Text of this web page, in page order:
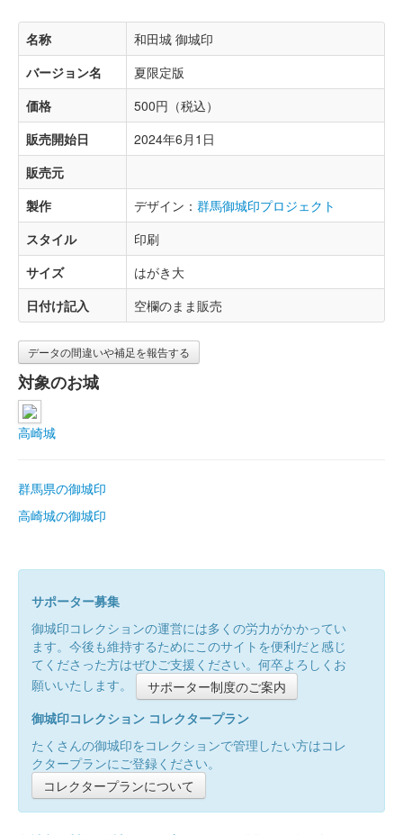
名称
和田城 御城印
バージョン名
夏限定版
価格
500円（税込）
販売開始日
2024年6月1日
販売元
製作
デザイン： 群馬御城印プロジェクト
スタイル
印刷
サイズ
はがき大
日付け記入
空欄のまま販売
データの間違いや補足を報告する
対象のお城
高崎城
群馬県の御城印
高崎城の御城印
サポーター募集
御城印コレクションの運営には多くの労力がかかってい
ます。今後も維持するためにこのサイトを便利だと感じ
てくださった方はぜひご支援ください。何卒よろしくお
願いいたします。
サポーター制度のご案内
御城印コレクション コレクタープラン
たくさんの御城印をコレクションで管理したい方はコレ
クタープランにご登録ください。
コレクタープランについて